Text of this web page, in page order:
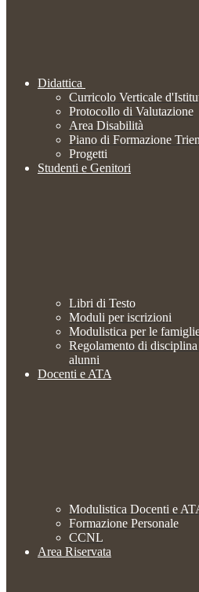
Didattica
Curricolo Verticale
Protocollo di Valutazione
Area Disabilità
Piano di Formazione
Progetti
Studenti e Genitori
Libri di Testo
Moduli per iscrizioni
Modulistica per le
Regolamento di
alunni
Docenti e ATA
Modulistica Docenti e
Formazione Personale
CCNL
Area Riservata